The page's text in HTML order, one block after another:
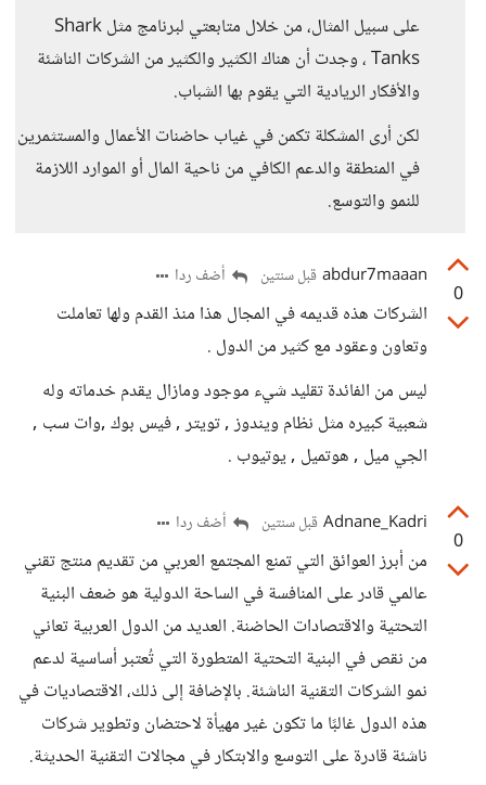
على سبيل المثال، من خلال متابعتي لبرنامج مثل Shark
Tanks ، وجدت أن هناك الكثير والكثير من الشركات الناشئة
والأفكار الريادية التي يقوم بها الشباب.
لكن أرى المشكلة تكمن في غياب حاضنات الأعمال والمستثمرين
في المنطقة والدعم الكافي من ناحية المال أو الموارد اللازمة
للنمو والتوسع.
0
abdur7maaan قبل سنتين أضف ردا
الشركات هذه قديمه في المجال هذا منذ القدم ولها تعاملت
وتعاون وعقود مع كثير من الدول .
ليس من الفائدة تقليد شيء موجود ومازال يقدم خدماته وله
شعبية كبيره مثل نظام ويندوز , تويتر , فيس بوك ,وات سب ,
الجي ميل , هوتميل , يوتيوب .
0
Adnane_Kadri قبل سنتين أضف ردا
من أبرز العوائق التي تمنع المجتمع العربي من تقديم منتج تقني
عالمي قادر على المنافسة في الساحة الدولية هو ضعف البنية
التحتية والاقتصادات الحاضنة. العديد من الدول العربية تعاني
من نقص في البنية التحتية المتطورة التي تُعتبر أساسية لدعم
نمو الشركات التقنية الناشئة. بالإضافة إلى ذلك، الاقتصاديات في
هذه الدول غالبًا ما تكون غير مهيأة لاحتضان وتطوير شركات
ناشئة قادرة على التوسع والابتكار في مجالات التقنية الحديثة.